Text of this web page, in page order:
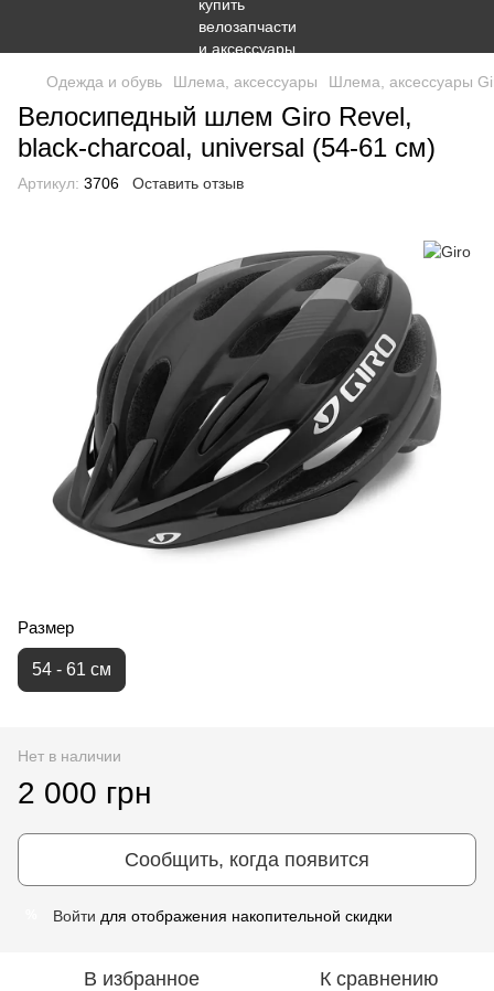
Одежда и обувь Шлема, аксессуары Шлема, аксессуары
Велосипедный шлем Giro Revel,
black-charcoal, universal (54-61 см)
Артикул: 3706 Оставить отзыв
Размер
54 - 61 см
Нет в наличии
2 000 грн
Сообщить, когда появится
Войти для отображения накопительной скидки
В избранное К сравнению